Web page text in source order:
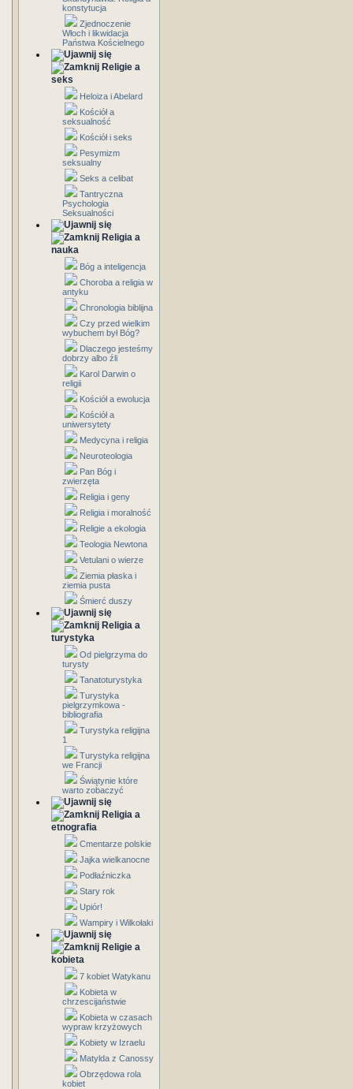
konstytucja
Zjednoczenie
Włoch i likwidacja
Państwa Kościelnego
Religie a
seks
Heloiza i Abelard
Kościół a
seksualność
Kościół i seks
Pesymizm
seksualny
Seks a celibat
Tantryczna
Psychologia
Seksualności
Religia a
nauka
Bóg a inteligencja
Choroba a religia w
antyku
Chronologia biblijna
Czy przed wielkim
wybuchem był Bóg?
Dlaczego jesteśmy
dobrzy albo źli
Karol Darwin o
religii
Kościół a ewolucja
Kościół a
uniwersytety
Medycyna i religia
Neuroteologia
Pan Bóg i
zwierzęta
Religia i geny
Religia i moralność
Religie a ekologia
Teologia Newtona
Vetulani o wierze
Ziemia płaska i
ziemia pusta
Śmierć duszy
Religia a
turystyka
Od pielgrzyma do
turysty
Tanatoturystyka
Turystyka
pielgrzymkowa -
bibliografia
Turystyka religijna
1
Turystyka religijna
we Francji
Świątynie które
warto zobaczyć
Religia a
etnografia
Cmentarze polskie
Jajka wielkanocne
Podłaźniczka
Stary rok
Upiór!
Wampiry i Wilkołaki
Religie a
kobieta
7 kobiet Watykanu
Kobieta w
chrzescijaństwie
Kobieta w czasach
wypraw krzyżowych
Kobiety w Izraelu
Matylda z Canossy
Obrzędowa rola
kobiet